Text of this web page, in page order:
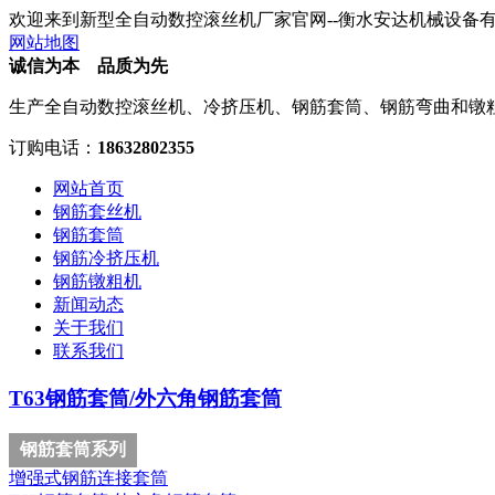
欢迎来到新型全自动数控滚丝机厂家官网--衡水安达机械设备
网站地图
诚信为本 品质为先
生产全自动数控滚丝机、冷挤压机、钢筋套筒、钢筋弯曲和镦
订购电话： 18632802355
网站首页
钢筋套丝机
钢筋套筒
钢筋冷挤压机
钢筋镦粗机
新闻动态
关于我们
联系我们
T63钢筋套筒/外六角钢筋套筒
钢筋套筒系列
增强式钢筋连接套筒